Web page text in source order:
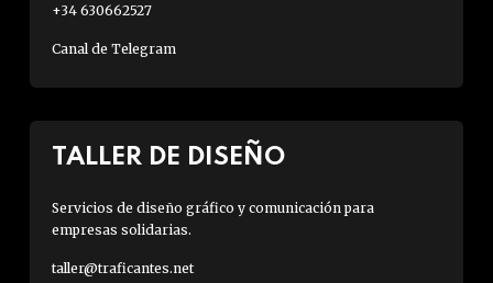
+34 630662527
Canal de Telegram
TALLER DE DISEÑO
Servicios de diseño gráfico y comunicación para
empresas solidarias.
taller@traficantes.net